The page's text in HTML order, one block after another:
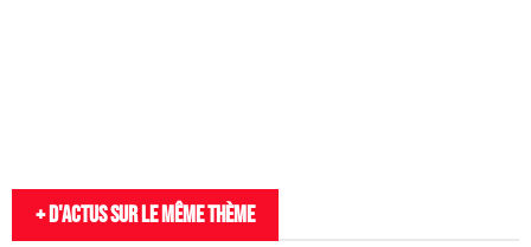
+ D'actus sur le même thème